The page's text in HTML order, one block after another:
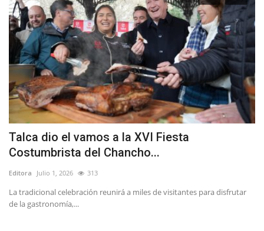
Talca dio el vamos a la XVI Fiesta
Costumbrista del Chancho...
Editora Julio 1, 2026 313
La tradicional celebración reunirá a miles de visitantes para disfrutar
de la gastronomía,...